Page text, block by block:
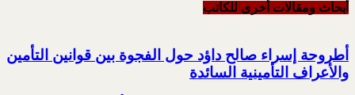
أبحاث ومقالات أخرى للکاتب
أطروحة إسراء صالح داؤد حول الفجوة بين قوانين ‏التأمين
والأعراف التأمينية السائدة